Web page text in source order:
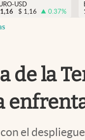
USD
1,16 $ 1,16 0.37%
de la
el